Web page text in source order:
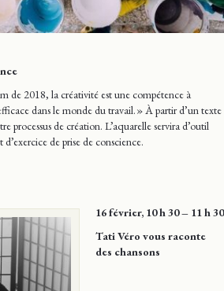
de 2018, la créativité est une compétence à
dans le monde du travail. » À partir d’un texte
processus de création. L’aquarelle servira d’outil
d’exercice de prise de conscience.
16 février, 10 h 30 – 11 h 30
Tati Véro vous raconte
des chansons